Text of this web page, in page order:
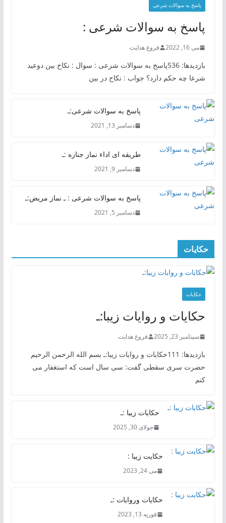
پاسخ به سوالات شرعی
پاسخ به سوالات شرعی :
می 16, 2022 فروغ هدایت
بازدیدها: 536پاسخ به سوالات شرعی : سوال : نکاح بین دوعید
شرعا چه حکم دارد؟ جواب : نکاح در بین
پاسخ به سوالات شرعی:ـ
دسامبر 13, 2021
طریقه ای اداء نماز جنازه :ـ
دسامبر 9, 2021
پاسخ به سوالات شرعی : ـ نماز مریض:ـ
دسامبر 5, 2021
حکایات
حکایات
حکایات و روایات زیبا:ـ
سپتامبر 23, 2025 فروغ هدایت
بازدیدها: 111حکایات و روایات زیبا:ـ بسم الله الرحمن الرحیم
حضرت سری سقطی گفت: سی سال است که استغفار می
کنم
حکایات زیبا :ـ
جولای 30, 2025
حکایت زیبا :
می 24, 2023
حکایات وروایات :ـ
فوریه 13, 2023